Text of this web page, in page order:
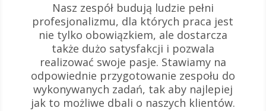
Nasz zespół budują ludzie pełni
profesjonalizmu, dla których praca jest
nie tylko obowiązkiem, ale dostarcza
także dużo satysfakcji i pozwala
realizować swoje pasje. Stawiamy na
odpowiednie przygotowanie zespołu do
wykonywanych zadań, tak aby najlepiej
jak to możliwe dbali o naszych klientów.